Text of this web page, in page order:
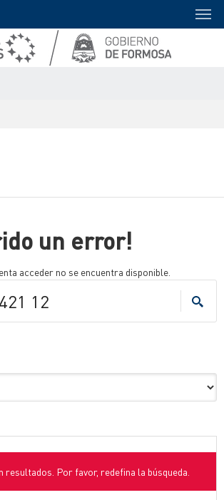
un error!
acceder no se encuentra disponible.
resultados. Por favor, redefina la búsqueda.